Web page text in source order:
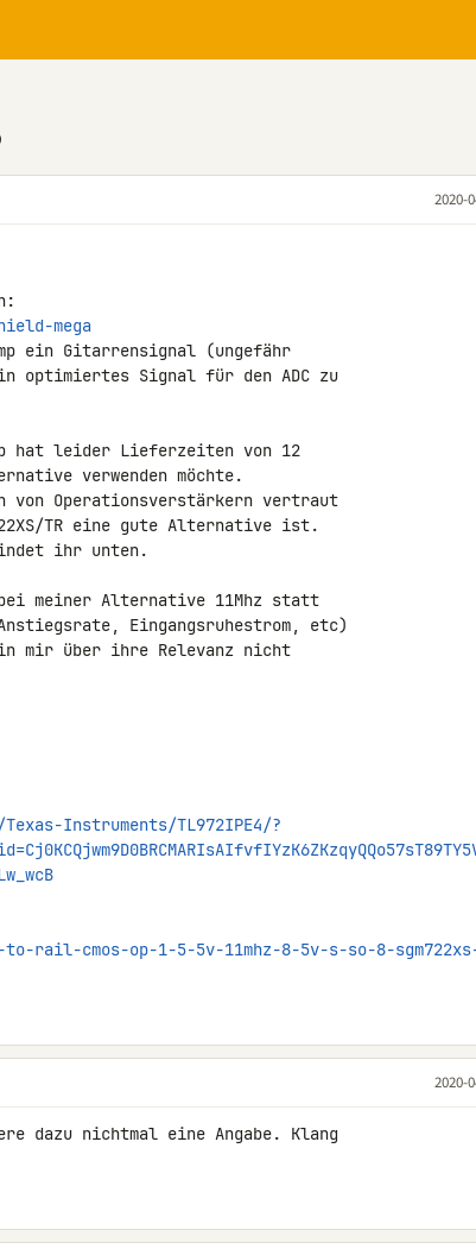
2020-
mega
ein Gitarrensignal (ungefähr
optimiertes Signal für den ADC zu
hat leider Lieferzeiten von 12
verwenden möchte.
von Operationsverstärkern vertraut
TR eine gute Alternative ist.
ihr unten.
meiner Alternative 11Mhz statt
Eingangsruhestrom, etc)
mir über ihre Relevanz nicht
Instruments/TL972IPE4/?
cmos-op-1-5-5v-11mhz-8-5v-s-so-8-
2020-
dazu nichtmal eine Angabe. Klang